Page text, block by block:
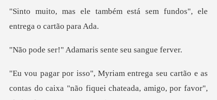
bém está sem fundos", ele
Adamaris sente s
e as
contas do caixa "não fiquei chateada, amigo, p